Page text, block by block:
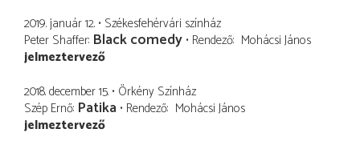
2019. január 12. Székesfehérvári színház
Peter Shaffer Black comedy Rendező Mohácsi János
jelmeztervező
2018. december 15. Örkény Színház
Szép Ernő Patika Rendező Mohácsi János
jelmeztervező